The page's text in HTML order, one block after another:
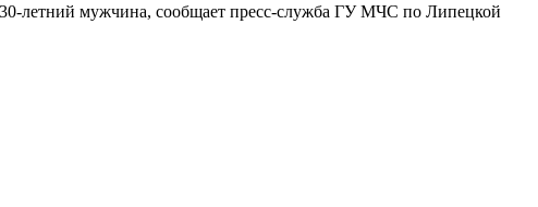
30-летний мужчина, сообщает пресс-служба ГУ МЧС по Липецкой